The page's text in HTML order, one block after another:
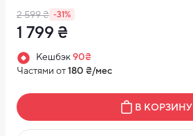
2 599 ₴ -31%
1 799 ₴
В КОРЗИНУ
Кешбэк90₴
Частями от180 ₴/мес